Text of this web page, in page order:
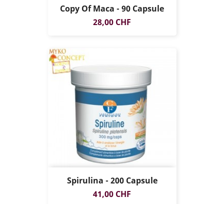
Copy Of Maca - 90 Capsule
Prezzo
28,00 CHF
Spirulina - 200 Capsule
Prezzo
41,00 CHF